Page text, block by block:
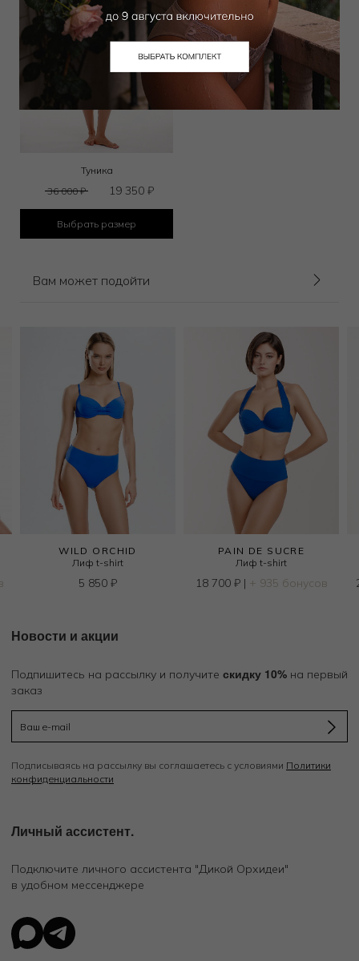
Туника
36 000₽ 19 350₽
Выбрать размер
Вам может подойти
WILD ORCHID
Лиф t-shirt
5 850 ₽
PAIN DE SUCRE
Лиф t-shirt
18 700 ₽| + 935 бонусов
Новости и акции
Подпишитесь на рассылку и получите скидку 10% на первый
заказ
Подписываясь на рассылку вы соглашаетесь с условиями Политики
конфиденциальности
Личный ассистент.
Подключите личного ассистента "Дикой Орхидеи"
в удобном мессенджере